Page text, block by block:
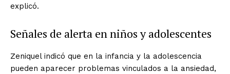
explicó.
Señales de alerta en niños y adolescentes
Zeniquel indicó que en la infancia y la adolescencia
pueden aparecer problemas vinculados a la ansiedad,